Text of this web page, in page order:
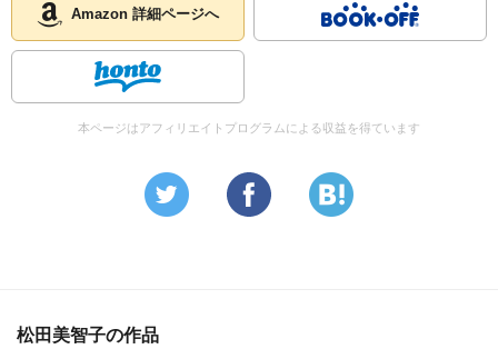
Amazon 詳細ページへ
本ページはアフィリエイトプログラムによる収益を得ています
松田美智子の作品